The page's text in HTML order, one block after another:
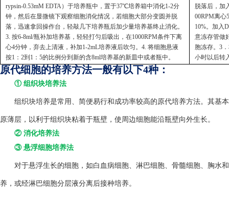
rypsin-0.53mM EDTA）于培养瓶中，置于37℃培养箱中消化1-2分
钟，然后在显微镜下观察细胞消化情况，若细胞大部分变圆并脱
落，迅速拿回操作台，轻敲几下培养瓶后加少量培养基终止消化。
3. 按6-8ml/瓶补加培养基，轻轻打匀后吸出，在1000RPM条件下离
心4分钟，弃去上清液，补加1-2mL培养液后吹匀。4. 将细胞悬液
按1：2到1：5的比例分到新的含8ml培养基的新皿中或者瓶中。
脱落后，加
00RPM离心
10%。加入
意冻存管做
胞冻存。3
小时以后转
原代细胞的培养方法一般有以下4种：
① 组织块培养法
组织块培养是常用、简便易行和成功率较高的原代培养方法。其基
原薄层，以利于组织块粘着于瓶壁，使周边细胞能沿瓶壁向外生长。
② 消化培养法
③ 悬浮细胞培养法
对于悬浮生长的细胞，如白血病细胞、淋巴细胞、骨髓细胞、胸水
养，或经淋巴细胞分层液分离后接种培养。